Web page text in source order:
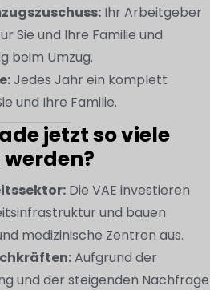
Ihr Arbeitgeber
Sie und Ihre Familie und
beim Umzug.
Jedes Jahr ein komplett
und Ihre Familie.
jetzt so viele
Die VAE investieren
und bauen
medizinische Zentren aus.
Aufgrund der
und der steigenden Nachfrage